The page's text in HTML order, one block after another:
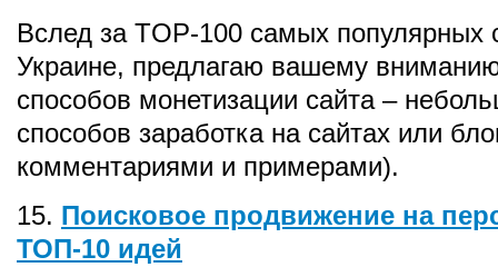
Вслед за TOP-100 самых популярных
Украине, предлагаю вашему
способов монетизации сайта –
способов заработка на сайтах или
комментариями и примерами).
15. Поисковое продвижение на
ТОП-10 идей